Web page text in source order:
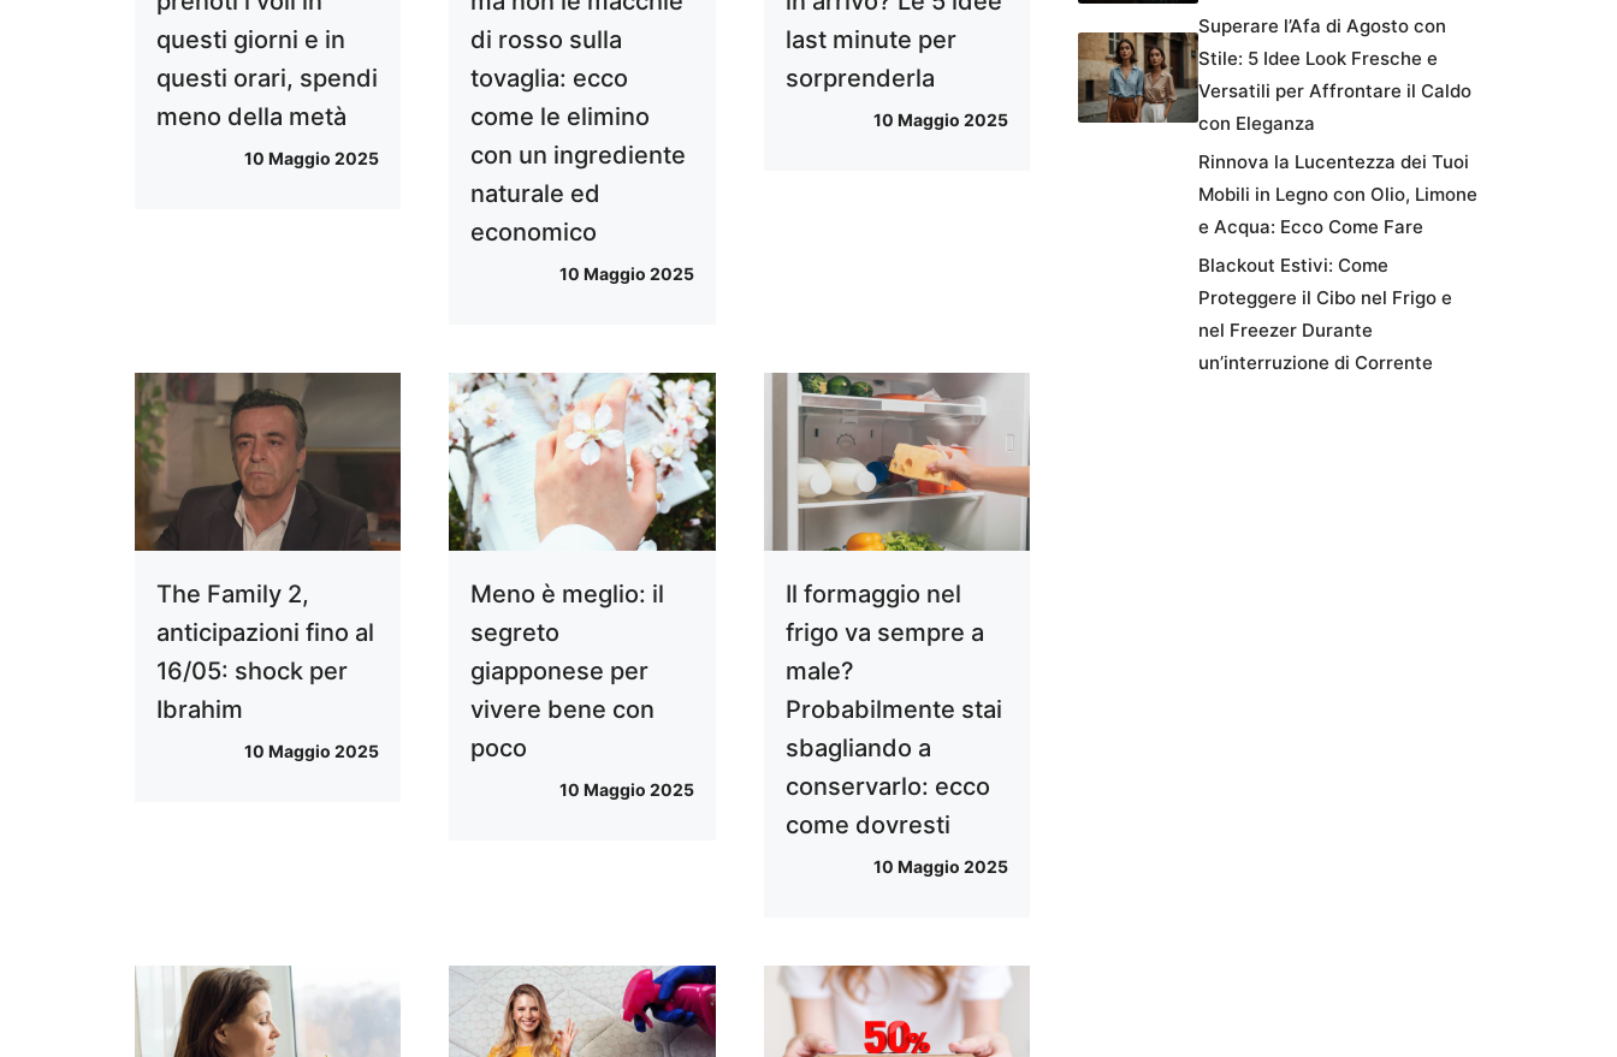
questi giorni e in
questi orari, spendi
meno della metà
10 Maggio 2025
di rosso sulla
tovaglia: ecco
come le elimino
con un ingrediente
naturale ed
economico
10 Maggio 2025
last minute per
sorprenderla
10 Maggio 2025
The Family 2,
anticipazioni fino al
16/05: shock per
Ibrahim
10 Maggio 2025
Meno è meglio: il
segreto
giapponese per
vivere bene con
poco
10 Maggio 2025
Il formaggio nel
frigo va sempre a
male?
Probabilmente stai
sbagliando a
conservarlo: ecco
come dovresti
10 Maggio 2025
Superare l’Afa di Agosto con
Stile: 5 Idee Look Fresche e
Versatili per Affrontare il Caldo
con Eleganza
Rinnova la Lucentezza dei Tuoi
Mobili in Legno con Olio, Limone
e Acqua: Ecco Come Fare
Blackout Estivi: Come
Proteggere il Cibo nel Frigo e
nel Freezer Durante
un’interruzione di Corrente